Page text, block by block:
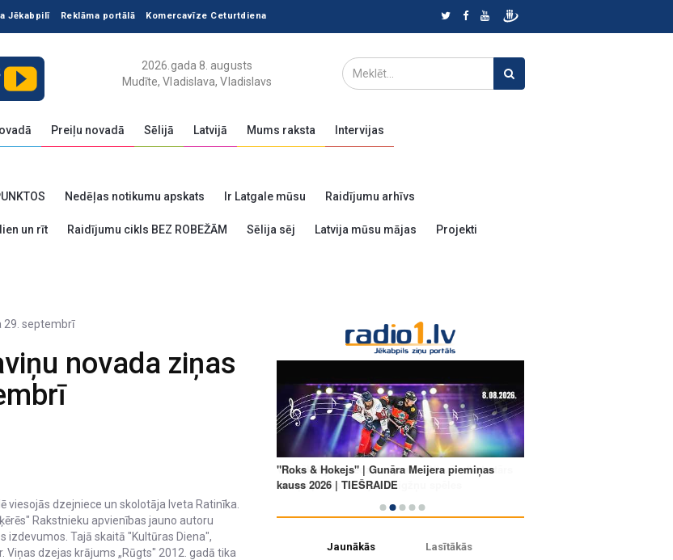
Jēkabpilī Reklāma portālā Komercavīze Ceturtdiena
2026.gada 8. augusts
Mudīte, Vladislava, Vladislavs
Preiļu novadā Sēlijā Latvijā Mums raksta Intervijas
Nedēļas notikumu apskats Ir Latgale mūsu Raidījumu arhīvs
un rīt Raidījumu cikls BEZ ROBEŽĀM Sēlija sēj Latvija mūsu mājas Projekti
novada ziņas
dzejniece un skolotāja Iveta Ratinīka.
Rakstnieku apvienības jauno autoru
izdevumos. Tajā skaitā "Kultūras Diena",
dzejas krājums „Rūgts" 2012. gadā tika
Jaunākās Lasītākās